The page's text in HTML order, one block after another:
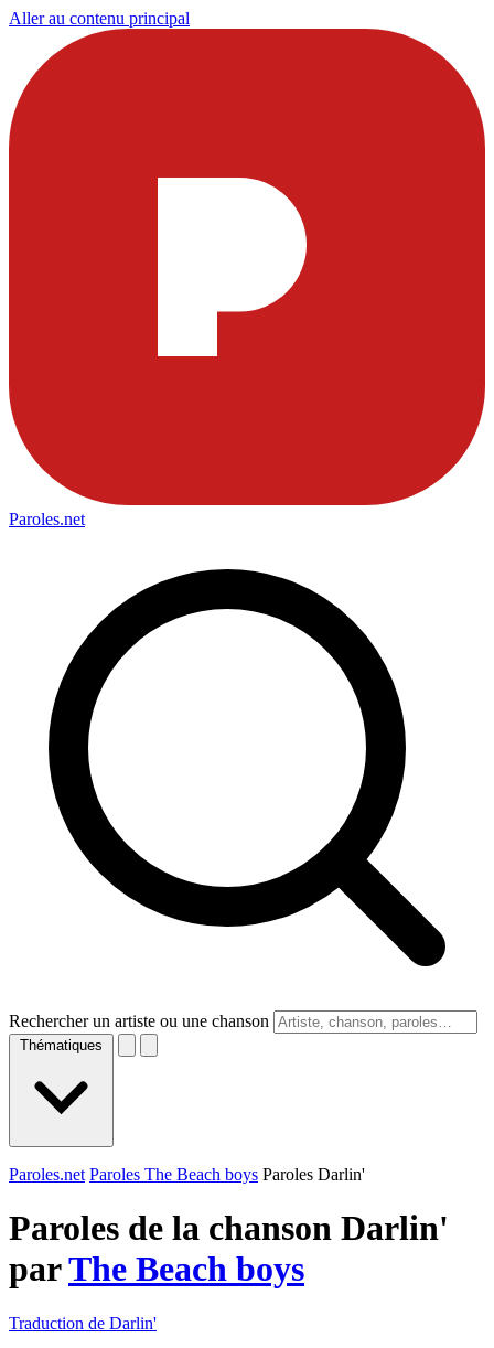
Aller au contenu principal
Paroles.net
Rechercher un artiste ou une chanson
Thématiques
Paroles.net Paroles The Beach boys Paroles Darlin'
Paroles de la chanson Darlin'
parThe Beach boys
Traduction de Darlin'